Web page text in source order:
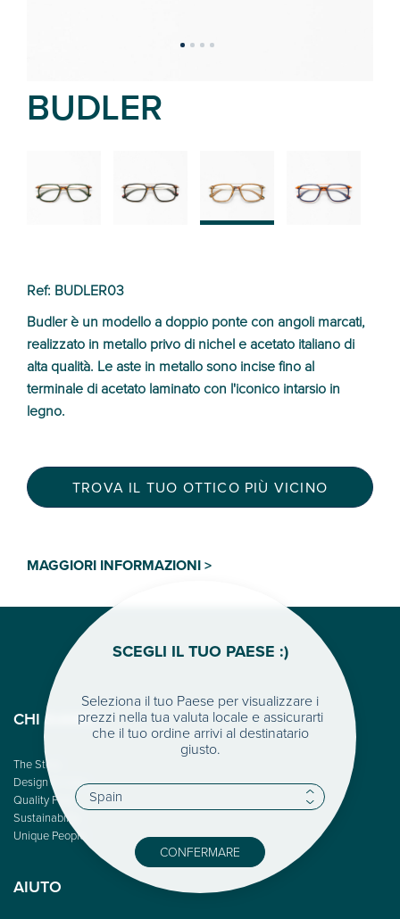
BUDLER
Ref: BUDLER03
Budler è un modello a doppio ponte con angoli marcati,
realizzato in metallo privo di nichel e acetato italiano di
alta qualità. Le aste in metallo sono incise fino al
terminale di acetato laminato con l'iconico intarsio in
legno.
TROVA IL TUO OTTICO PIÙ VICINO
MAGGIORI INFORMAZIONI >
CHI SIAMO
The Story
Design & Color
Quality First
Sustainability
Unique People
AIUTO
SCEGLI IL TUO PAESE :)
Seleziona il tuo Paese per visualizzare i
prezzi nella tua valuta locale e assicurarti
che il tuo ordine arrivi al destinatario
giusto.
CONFERMARE